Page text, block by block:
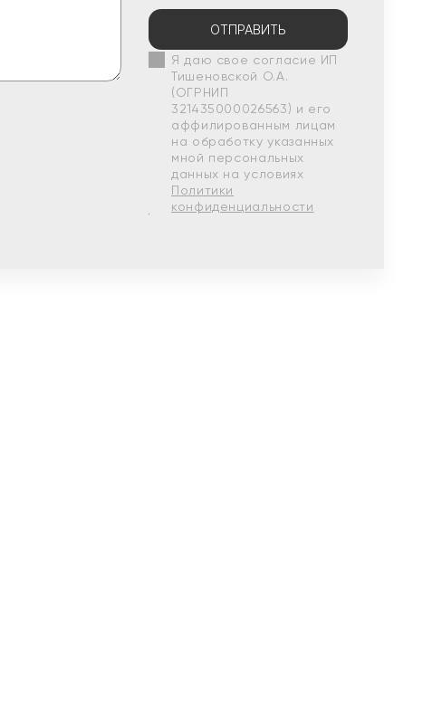
ОТПРАВИТЬ
Я даю свое согласие ИП
Тишеновской О.А.
(ОГРНИП
321435000026563) и его
аффилированным лицам
на обработку указанных
мной персональных
данных на условиях
Политики
конфиденциальности